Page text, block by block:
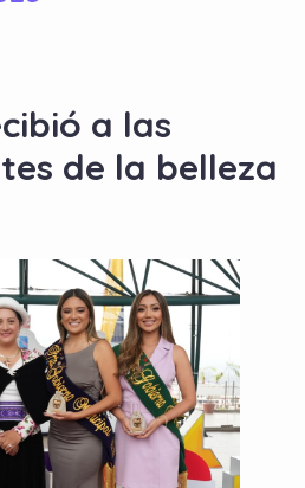
a las
de la belleza